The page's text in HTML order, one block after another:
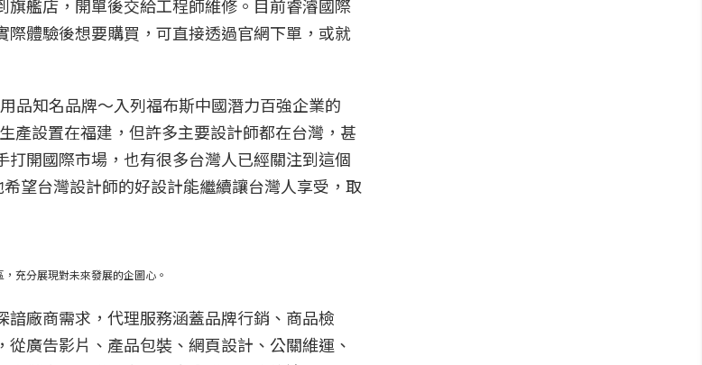
艦店，開單後交給工程師維修。目前睿濬國際
體驗後想要購買，可直接透過官網下單，或就
品知名品牌～入列福布斯中國潛力百強企業的
產設置在福建，但許多主要設計師都在台灣，甚
開國際市場，也有很多台灣人已經關注到這個
望台灣設計師的好設計能繼續讓台灣人享受，取
充分展現對未來發展的企圖心。
廠商需求，代理服務涵蓋品牌行銷、商品檢
廣告影片、產品包裝、網頁設計、公關維運、